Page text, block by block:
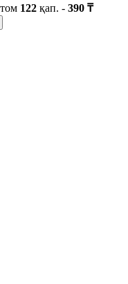
122 қап. - 390 ₸